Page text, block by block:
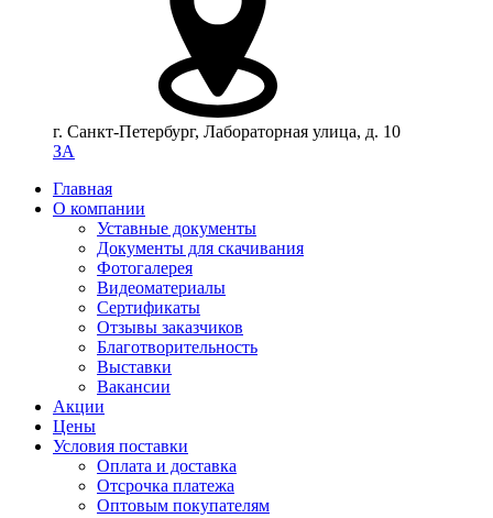
г. Санкт-Петербург, Лабораторная улица, д. 10
ЗА
Главная
О компании
Уставные документы
Документы для скачивания
Фотогалерея
Видеоматериалы
Сертификаты
Отзывы заказчиков
Благотворительность
Выставки
Вакансии
Акции
Цены
Условия поставки
Оплата и доставка
Отсрочка платежа
Оптовым покупателям